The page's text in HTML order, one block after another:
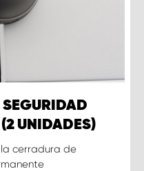
SEGURIDAD
(2 UNIDADES)
cerradura de